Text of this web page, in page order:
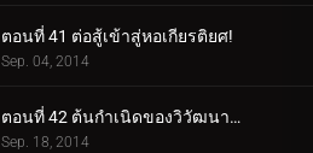
ตอนที่ 41 ต่อสู้เข้าสู่หอเกียรติยศ!
Sep. 04, 2014
ตอนที่ 42 ต้นกำเนิดของวิวัฒนาการเมก้า!
Sep. 18, 2014